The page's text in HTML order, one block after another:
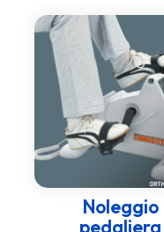
Noleggio
pedaliera